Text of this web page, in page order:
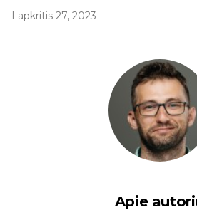
Lapkritis 27, 2023
Apie